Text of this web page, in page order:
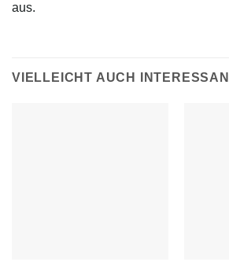
aus.
VIELLEICHT AUCH